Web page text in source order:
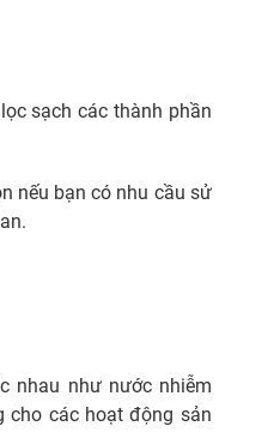
sạch các thành phần
nếu bạn có nhu cầu sử
nhau như nước nhiễm
cho các hoạt động sản